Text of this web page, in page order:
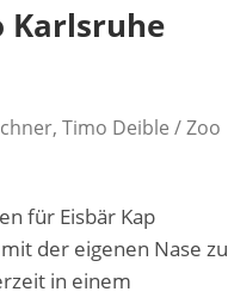
Karlsruhe
Timo Deible / Zoo
für Eisbär Kap
der eigenen Nase zu
in einem